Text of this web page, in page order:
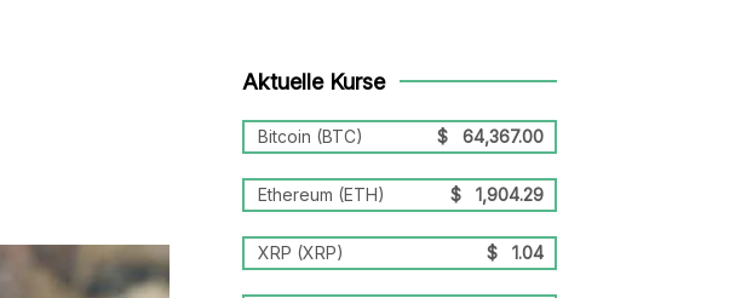
Aktuelle Kurse
Bitcoin (BTC) $ 64,367.00
Ethereum (ETH) $ 1,904.29
XRP (XRP) $ 1.04